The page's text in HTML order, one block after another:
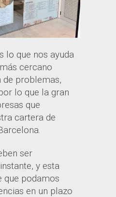
lo que nos ayuda
cercano
de problemas,
lo que la gran
que
cartera de
ser
y esta
que podamos
en un plazo